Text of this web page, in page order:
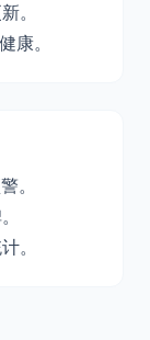
。
康。
。
。